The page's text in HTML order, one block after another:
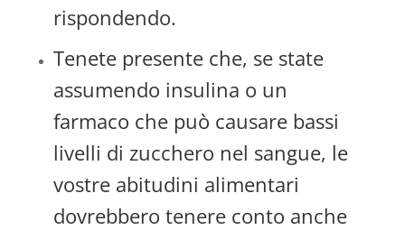
rispondendo.
Tenete presente che, se state
assumendo insulina o un
farmaco che può causare bassi
livelli di zucchero nel sangue, le
vostre abitudini alimentari
dovrebbero tenere conto anche